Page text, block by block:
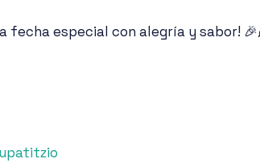
fecha especial con alegría y sabor!